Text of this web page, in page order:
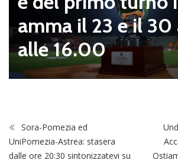
amma il 23 e il 30
alle 16.00
Sora-Pomezia ed
UniPomezia-Astrea: stasera
dalle ore 20:30 sintonizzatevi su